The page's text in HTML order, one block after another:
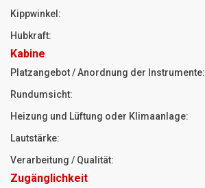
Kippwinkel:
Hubkraft:
Kabine
Platzangebot / Anordnung der Instrumente:
Rundumsicht:
Heizung und Lüftung oder Klimaanlage:
Lautstärke:
Verarbeitung / Qualität:
Zugänglichkeit